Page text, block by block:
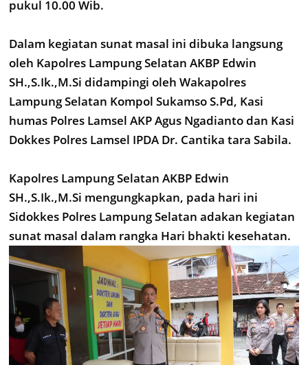
pukul 10.00 Wib.
Dalam kegiatan sunat masal ini dibuka langsung
oleh Kapolres Lampung Selatan AKBP Edwin
SH.,S.Ik.,M.Si didampingi oleh Wakapolres
Lampung Selatan Kompol Sukamso S.Pd, Kasi
humas Polres Lamsel AKP Agus Ngadianto dan Kasi
Dokkes Polres Lamsel IPDA Dr. Cantika tara Sabila.
Kapolres Lampung Selatan AKBP Edwin
SH.,S.Ik.,M.Si mengungkapkan, pada hari ini
Sidokkes Polres Lampung Selatan adakan kegiatan
sunat masal dalam rangka Hari bhakti kesehatan.